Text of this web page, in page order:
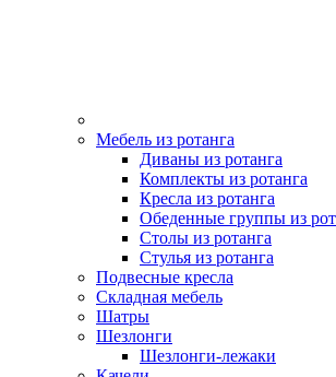
Мебель из ротанга
Диваны из ротанга
Комплекты из ротанга
Кресла из ротанга
Обеденные группы из
Столы из ротанга
Стулья из ротанга
Подвесные кресла
Складная мебель
Шатры
Шезлонги
Шезлонги-лежаки